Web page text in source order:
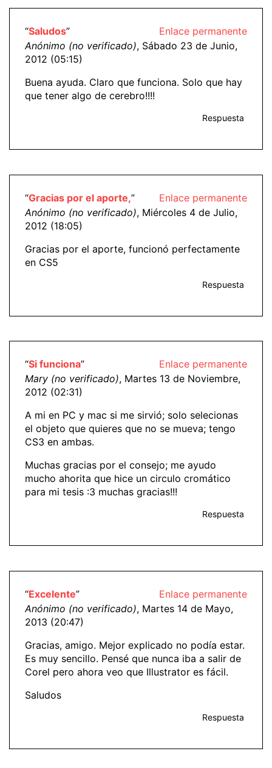
Enlace permanente
“Saludos”
Anónimo (no verificado), Sábado 23 de Junio,
2012 (05:15)
Buena ayuda. Claro que funciona. Solo que hay
que tener algo de cerebro!!!!
Respuesta
Enlace permanente
“Gracias por el aporte,”
Anónimo (no verificado), Miércoles 4 de Julio,
2012 (18:05)
Gracias por el aporte, funcionó perfectamente
en CS5
Respuesta
Enlace permanente
“Si funciona”
Mary (no verificado), Martes 13 de Noviembre,
2012 (02:31)
A mi en PC y mac si me sirvió; solo selecionas
el objeto que quieres que no se mueva; tengo
CS3 en ambas.
Muchas gracias por el consejo; me ayudo
mucho ahorita que hice un circulo cromático
para mi tesis :3 muchas gracias!!!
Respuesta
Enlace permanente
“Excelente”
Anónimo (no verificado), Martes 14 de Mayo,
2013 (20:47)
Gracias, amigo. Mejor explicado no podía estar.
Es muy sencillo. Pensé que nunca iba a salir de
Corel pero ahora veo que Illustrator es fácil.
Saludos
Respuesta